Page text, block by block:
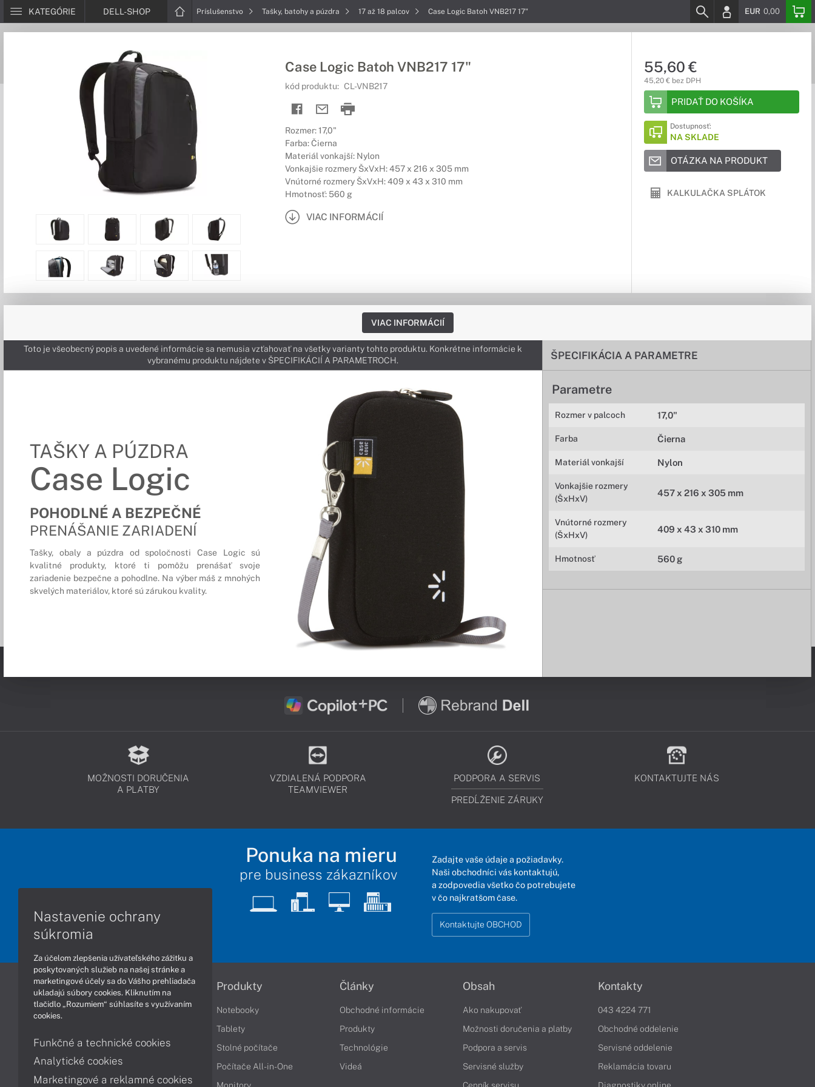
KATEGÓRIE DELL-SHOP Príslušenstvo Tašky, batohy a púzdra 17 až 18 palcov Case Logic Batoh VNB217 17" EUR 0,00
Case Logic Batoh VNB217 17"
kód produktu: CL-VNB217
Rozmer: 17,0"
Farba: Čierna
Materiál vonkajší: Nylon
Vonkajšie rozmery ŠxVxH: 457 x 216 x 305 mm
Vnútorné rozmery ŠxVxH: 409 x 43 x 310 mm
Hmotnosť: 560 g
VIAC INFORMÁCIÍ
55,60 €
45,20 € bez DPH
PRIDAŤ DO KOŠÍKA
Dostupnosť:
NA SKLADE
OTÁZKA NA PRODUKT
KALKULAČKA SPLÁTOK
VIAC INFORMÁCIÍ
ŠPECIFIKÁCIA A PARAMETRE
Parametre
Rozmer v palcoch 17,0"
Farba Čierna
Materiál vonkajší Nylon
Vonkajšie rozmery
(ŠxHxV)
457 x 216 x 305 mm
Vnútorné rozmery
(ŠxHxV)
409 x 43 x 310 mm
Hmotnosť 560 g
Toto je všeobecný popis a uvedené informácie sa nemusia vzťahovať na všetky varianty tohto produktu. Konkrétne informácie k
vybranému produktu nájdete v ŠPECIFIKÁCIÍ A PARAMETROCH.
TAŠKY A PÚZDRA
Case Logic
POHODLNÉ A BEZPEČNÉ
PRENÁŠANIE ZARIADENÍ
Tašky, obaly a púzdra od spoločnosti Case Logic sú
kvalitné produkty, ktoré ti pomôžu prenášať svoje
zariadenie bezpečne a pohodlne. Na výber máš z mnohých
skvelých materiálov, ktoré sú zárukou kvality.
MOŽNOSTI DORUČENIA
A PLATBY
VZDIALENÁ PODPORA
TEAMVIEWER
PODPORA A SERVIS
PREDĹŽENIE ZÁRUKY
KONTAKTUJTE NÁS
Ponuka na mieru
pre business zákazníkov
Zadajte vaše údaje a požiadavky.
Naši obchodníci vás kontaktujú,
a zodpovedia všetko čo potrebujete
v čo najkratšom čase.
Kontaktujte OBCHOD
Informácie
Obchodné podmienky
Ochrana osobných údajov
Vrátenie tovaru
Vyhlásenie o prístupnosti
Produkty
Notebooky
Tablety
Stolné počítače
Počítače All-in-One
Monitory
Články
Obchodné informácie
Produkty
Technológie
Videá
Obsah
Ako nakupovať
Možnosti doručenia a platby
Podpora a servis
Servisné služby
Cenník servisu
Kontakty
043 4224 771
Obchodné oddelenie
Servisné oddelenie
Reklamácia tovaru
Diagnostiky online
Nastavenie ochrany
súkromia
Za účelom zlepšenia užívateľského zážitku a
poskytovaných služieb na našej stránke a
marketingové účely sa do Vášho prehliadača
ukladajú súbory cookies. Kliknutím na
tlačidlo „Rozumiem“ súhlasíte s využívaním
cookies.
Funkčné a technické cookies
Analytické cookies
Marketingové a reklamné cookies